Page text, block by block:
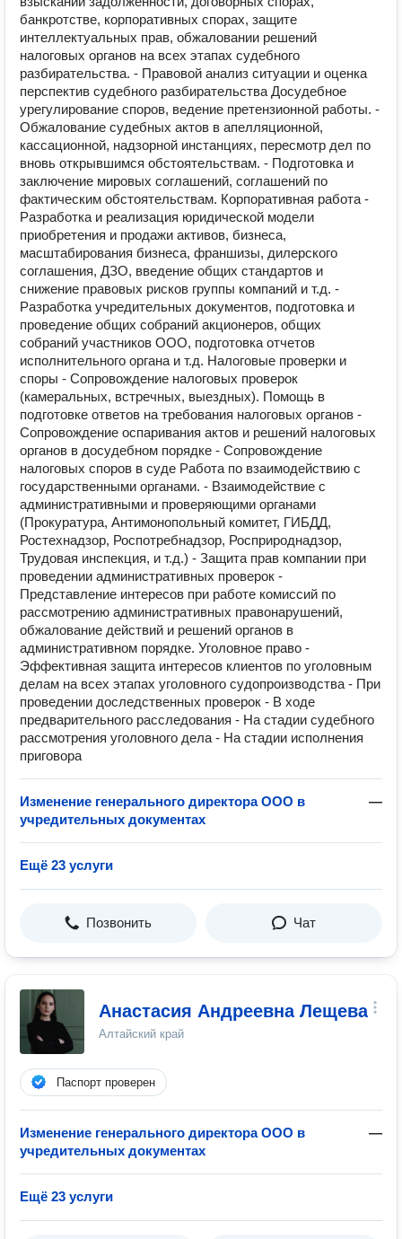
банкротстве, корпоративных спорах, защите
интеллектуальных прав, обжаловании решений
налоговых органов на всех этапах судебного
разбирательства. - Правовой анализ ситуации и оценка
перспектив судебного разбирательства Досудебное
урегулирование споров, ведение претензионной работы. -
Обжалование судебных актов в апелляционной,
кассационной, надзорной инстанциях, пересмотр дел по
вновь открывшимся обстоятельствам. - Подготовка и
заключение мировых соглашений, соглашений по
фактическим обстоятельствам. Корпоративная работа -
Разработка и реализация юридической модели
приобретения и продажи активов, бизнеса,
масштабирования бизнеса, франшизы, дилерского
соглашения, ДЗО, введение общих стандартов и
снижение правовых рисков группы компаний и т.д. -
Разработка учредительных документов, подготовка и
проведение общих собраний акционеров, общих
собраний участников ООО, подготовка отчетов
исполнительного органа и т.д. Налоговые проверки и
споры - Сопровождение налоговых проверок
(камеральных, встречных, выездных). Помощь в
подготовке ответов на требования налоговых органов -
Сопровождение оспаривания актов и решений налоговых
органов в досудебном порядке - Сопровождение
налоговых споров в суде Работа по взаимодействию с
государственными органами. - Взаимодействие с
административными и проверяющими органами
(Прокуратура, Антимонопольный комитет, ГИБДД,
Ростехнадзор, Роспотребнадзор, Росприроднадзор,
Трудовая инспекция, и т.д.) - Защита прав компании при
проведении административных проверок -
Представление интересов при работе комиссий по
рассмотрению административных правонарушений,
обжалование действий и решений органов в
административном порядке. Уголовное право -
Эффективная защита интересов клиентов по уголовным
делам на всех этапах уголовного судопроизводства - При
проведении доследственных проверок - В ходе
предварительного расследования - На стадии судебного
рассмотрения уголовного дела - На стадии исполнения
приговора
Изменение генерального директора ООО в
учредительных документах
—
Ещё 23 услуги
Позвонить Чат
Анастасия Андреевна Лещева
Алтайский край
Паспорт проверен
Изменение генерального директора ООО в
учредительных документах
—
Ещё 23 услуги